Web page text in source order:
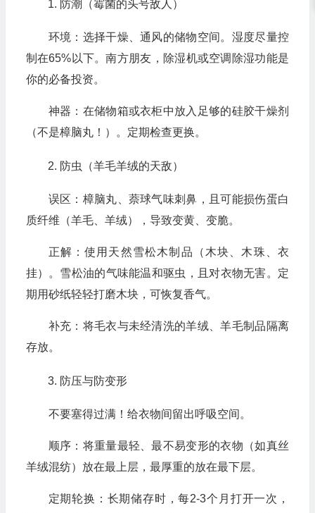
防潮（霉菌的头号敌人）
环境：选择干燥、通风的储物空间。湿度尽量控
制在65%以下。南方朋友，除湿机或空调除湿功能是
你的必备投资。
神器：在储物箱或衣柜中放入足够的硅胶干燥剂
（不是樟脑丸！）。定期检查更换。
防虫（羊毛羊绒的天敌）
误区：樟脑丸、萘球气味刺鼻，且可能损伤蛋白
质纤维（羊毛、羊绒），导致变黄、变脆。
正解：使用天然雪松木制品（木块、木珠、衣
挂）。雪松油的气味能温和驱虫，且对衣物无害。定
期用砂纸轻轻打磨木块，可恢复香气。
补充：将毛衣与未经清洗的羊绒、羊毛制品隔离
存放。
防压与防变形
不要塞得过满！给衣物间留出呼吸空间。
顺序：将重量最轻、最不易变形的衣物（如真丝
羊绒混纺）放在最上层，最厚重的放在最下层。
定期轮换：长期储存时，每2-3个月打开一次，